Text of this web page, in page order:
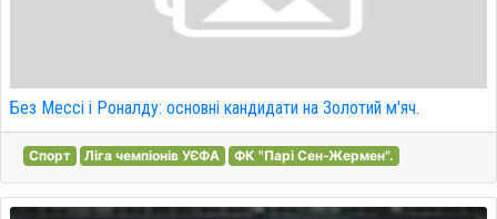
Без Мессі і Роналду: основні кандидати на Золотий м'яч.
Спорт Ліга чемпіонів УЄФА ФК "Парі Сен-Жермен".